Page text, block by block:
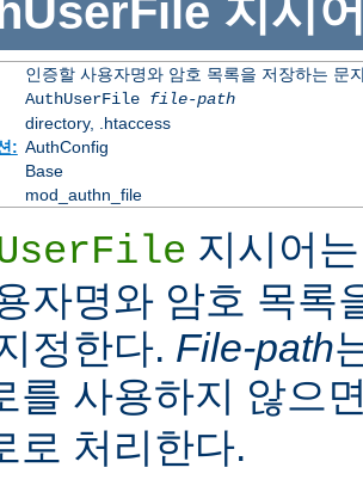
지시
인증할 사용자명와 암호 목록을 저장하는 문
AuthUserFile file-path
directory, .htaccess
: AuthConfig
Base
mod_authn_file
지시어
자명와 암호 목록
정한다. File-path
를 사용하지 않으
로 처리한다.